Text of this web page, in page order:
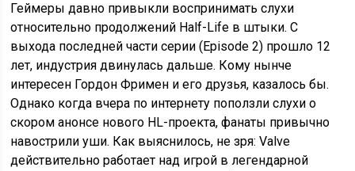
Геймеры давно привыкли воспринимать слухи
относительно продолжений Half-Life в штыки. С
выхода последней части серии (Episode 2) прошло 12
лет, индустрия двинулась дальше. Кому нынче
интересен Гордон Фримен и его друзья, казалось бы.
Однако когда вчера по интернету поползли слухи о
скором анонсе нового HL-проекта, фанаты привычно
навострили уши. Как выяснилось, не зря: Valve
действительно работает над игрой в легендарной